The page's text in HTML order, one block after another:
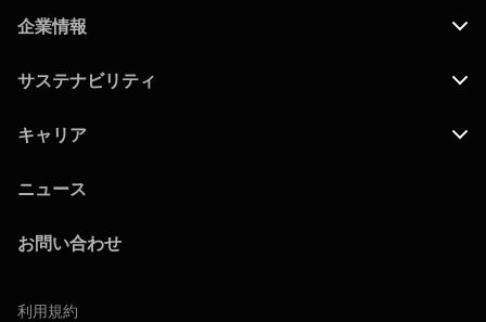
企業情報
サステナビリティ
キャリア
ニュース
お問い合わせ
利用規約